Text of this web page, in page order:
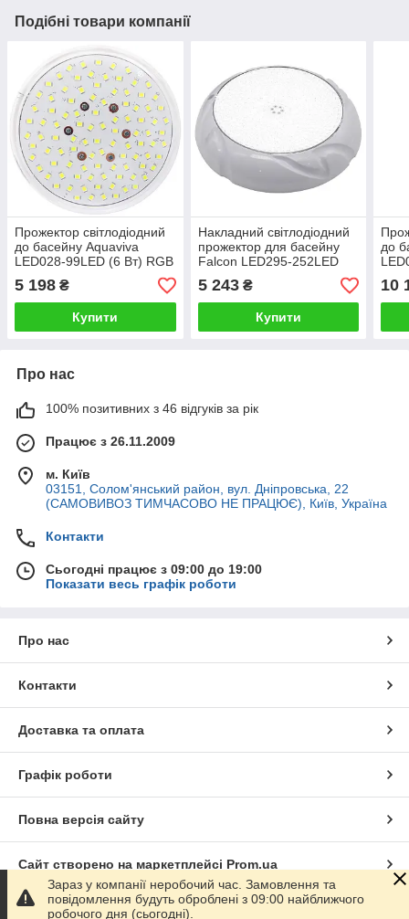
Подібні товари компанії
Прожектор світлодіодний
до басейну Aquaviva
LED028-99LED (6 Вт) RGB
скловолокно
5 198 ₴
Купити
Накладний світлодіодний
прожектор для басейну
Falcon LED295-252LED
лайнер
5 243₴
Купити
до
10
Про нас
100% позитивних з 46 відгуків за рік
Працює з 26.11.2009
м. Київ
03151, Солом'янський район, вул. Дніпровська, 22
(САМОВИВОЗ ТИМЧАСОВО НЕ ПРАЦЮЄ), Київ, Україна
Контакти
Сьогодні працює з 09:00 до 19:00
Показати весь графік роботи
Про нас
Контакти
Доставка та оплата
Графік роботи
Повна версія сайту
Сайт створено на маркетплейсі Prom.ua
Політика конфіденційності
Зараз у компанії неробочий час. Замовлення та
повідомлення будуть оброблені з 09:00 найближчого
робочого дня (сьогодні).